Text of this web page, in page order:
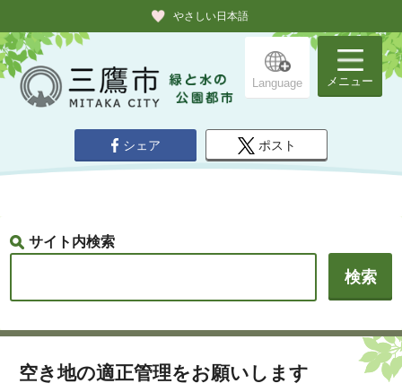
やさしい日本語
Language メニュー
シェア ポスト
サイト内検索
空き地の適正管理をお願いします